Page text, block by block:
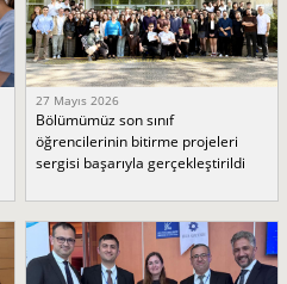
27 Mayıs 2026
Bölümümüz son sınıf
öğrencilerinin bitirme projeleri
sergisi başarıyla gerçekleştirildi